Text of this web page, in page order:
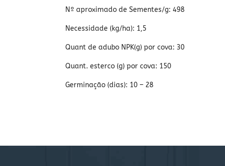
Nº aproximado de Sementes/g: 498
Necessidade (kg/ha): 1,5
Quant de adubo NPK(g) por cova: 30
Quant. esterco (g) por cova: 150
Germinação (dias): 10 – 28